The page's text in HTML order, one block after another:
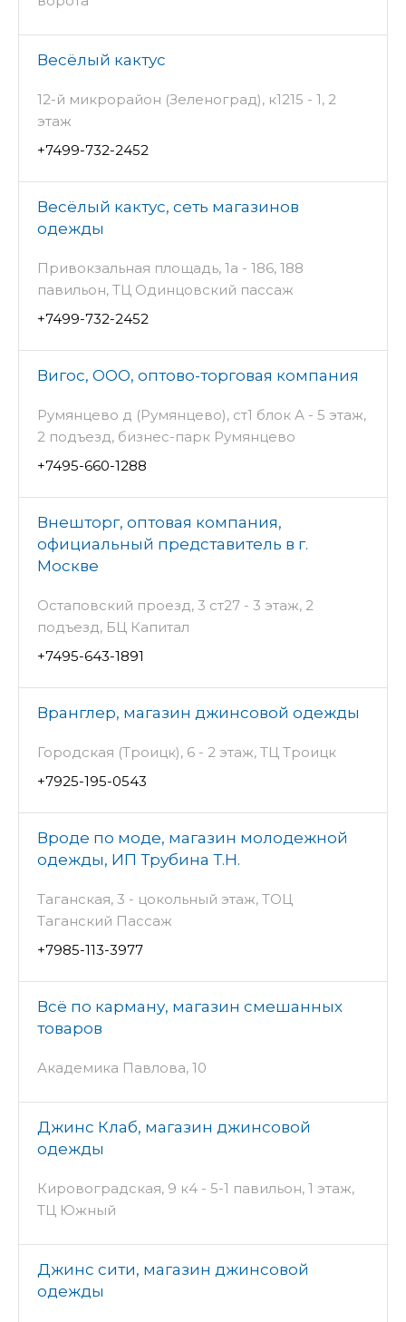
Весёлый кактус
12-й микрорайон (Зеленоград), к1215 - 1, 2
этаж
+7499-732-2452
Весёлый кактус, сеть магазинов
одежды
Привокзальная площадь, 1а - 186, 188
павильон, ТЦ Одинцовский пассаж
+7499-732-2452
Вигос, ООО, оптово-торговая компания
Румянцево д (Румянцево), ст1 блок А - 5 этаж,
2 подъезд, бизнес-парк Румянцево
+7495-660-1288
Внешторг, оптовая компания,
официальный представитель в г.
Москве
Остаповский проезд, 3 ст27 - 3 этаж, 2
подъезд, БЦ Капитал
+7495-643-1891
Вранглер, магазин джинсовой одежды
Городская (Троицк), 6 - 2 этаж, ТЦ Троицк
+7925-195-0543
Вроде по моде, магазин молодежной
одежды, ИП Трубина Т.Н.
Таганская, 3 - цокольный этаж, ТОЦ
Таганский Пассаж
+7985-113-3977
Всё по карману, магазин смешанных
товаров
Академика Павлова, 10
Джинс Клаб, магазин джинсовой
одежды
Кировоградская, 9 к4 - 5-1 павильон, 1 этаж,
ТЦ Южный
Джинс сити, магазин джинсовой
одежды